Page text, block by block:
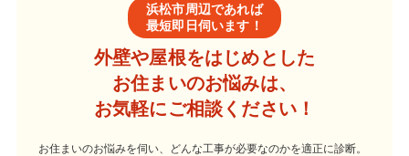
浜松市周辺であれば
最短即日伺います！
外壁や屋根をはじめとした
お住まいのお悩みは、
お気軽にご相談ください！
お住まいのお悩みを伺い、どんな工事が必要なのかを適正に診断。